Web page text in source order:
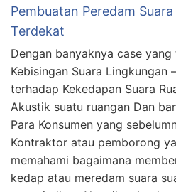
Pembuatan Peredam
Terdekat
Dengan banyaknya case
Kebisingan Suara Lingkungan
terhadap Kekedapan Suara
Akustik suatu ruangan Dan
Para Konsumen yang
Kontraktor atau pemborong
memahami bagaimana
kedap atau meredam suara